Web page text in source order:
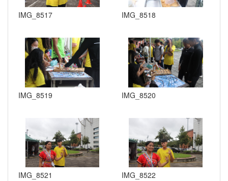
IMG_8517 IMG_8518
IMG_8519 IMG_8520
IMG_8521 IMG_8522